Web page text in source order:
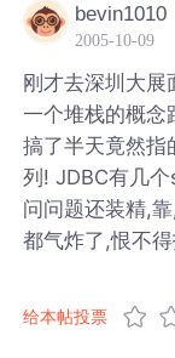
bevin1010
2005-10-09
刚才去深圳大展
一个堆栈的概念
搞了半天竟然指
列! JDBC有几
问问题还装精,
都气炸了,恨不
给本帖投票